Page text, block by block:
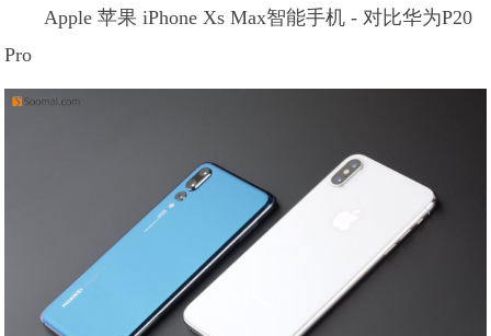
Apple 苹果 iPhone Xs Max智能手机 - 对比华为P20
Pro